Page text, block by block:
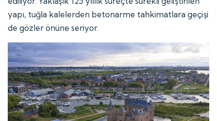
yapı, tuğla kalelerden betonarme tahkimatlara geçişi
de gözler önüne seriyor.